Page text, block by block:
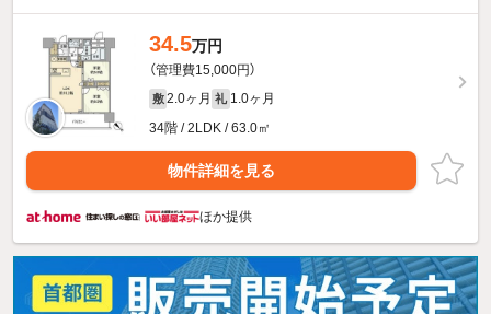
34.5万円
（管理費15,000円）
敷 2.0ヶ月 礼 1.0ヶ月
34階 / 2LDK / 63.0㎡
物件詳細を見る
ほか提供